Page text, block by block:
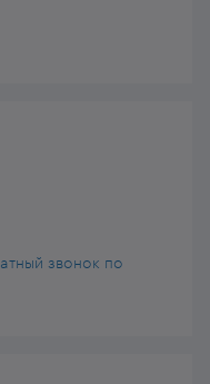
звонок по